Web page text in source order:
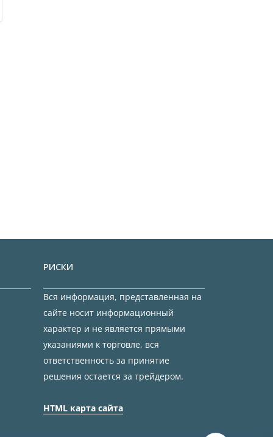
РИСКИ
Вся информация, представленная на
сайте носит информационный
характер и не является прямыми
указаниями к торговле, вся
ответственность за принятие
решения остается за трейдером.
HTML карта сайта